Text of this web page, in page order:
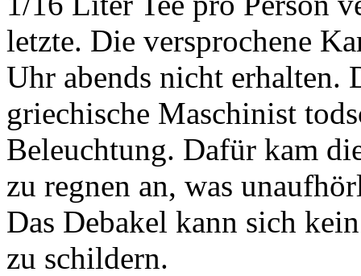
letzte. Die versprochene
Uhr abends nicht erhalten.
griechische Maschinist
Beleuchtung. Dafür kam
zu regnen an, was
Das Debakel kann sich
zu schildern.